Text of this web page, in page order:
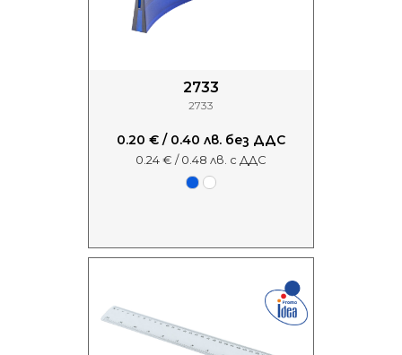
2733
2733
0.20 € / 0.40 лв. без ДДС
0.24 € / 0.48 лв. с ДДС